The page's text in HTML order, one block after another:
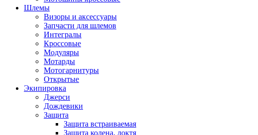
Шлемы
Визоры и аксессуары
Запчасти для шлемов
Интегралы
Кроссовые
Модуляры
Мотарды
Мотогарнитуры
Открытые
Экипировка
Джерси
Дождевики
Защита
Защита встраиваемая
Защита колена, локтя